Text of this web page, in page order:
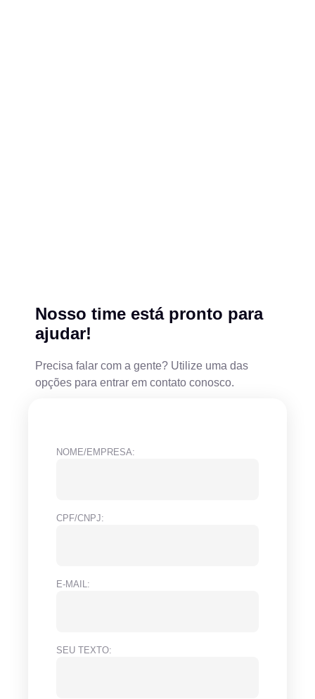
Nosso time está pronto para
ajudar!
Precisa falar com a gente? Utilize uma das
opções para entrar em contato conosco.
NOME/EMPRESA:
CPF/CNPJ:
E-MAIL:
SEU TEXTO: